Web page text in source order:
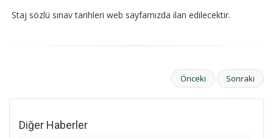
Staj sözlü sınav tarihleri web sayfamızda ilan edilecektir.
Önceki Sonraki
Diğer Haberler